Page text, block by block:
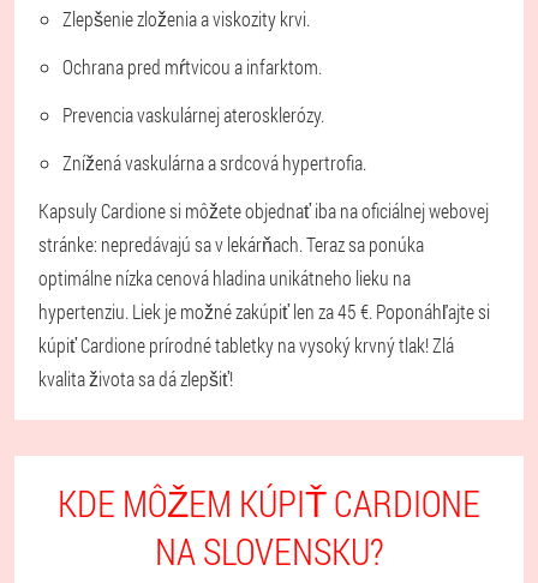
Zlepšenie zloženia a viskozity krvi.
Ochrana pred mŕtvicou a infarktom.
Prevencia vaskulárnej aterosklerózy.
Znížená vaskulárna a srdcová hypertrofia.
Kapsuly Cardione si môžete objednať iba na oficiálnej webovej
stránke: nepredávajú sa v lekárňach. Teraz sa ponúka
optimálne nízka cenová hladina unikátneho lieku na
hypertenziu. Liek je možné zakúpiť len za 45 €. Poponáhľajte si
kúpiť Cardione prírodné tabletky na vysoký krvný tlak! Zlá
kvalita života sa dá zlepšiť!
KDE MÔŽEM KÚPIŤ CARDIONE
NA SLOVENSKU?